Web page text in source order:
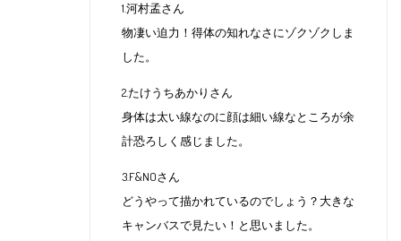
1.河村孟さん
物凄い迫力！得体の知れなさにゾクゾクしま
した。
2.たけうちあかりさん
身体は太い線なのに顔は細い線なところが余
計恐ろしく感じました。
3.F&NOさん
どうやって描かれているのでしょう？大きな
キャンバスで見たい！と思いました。